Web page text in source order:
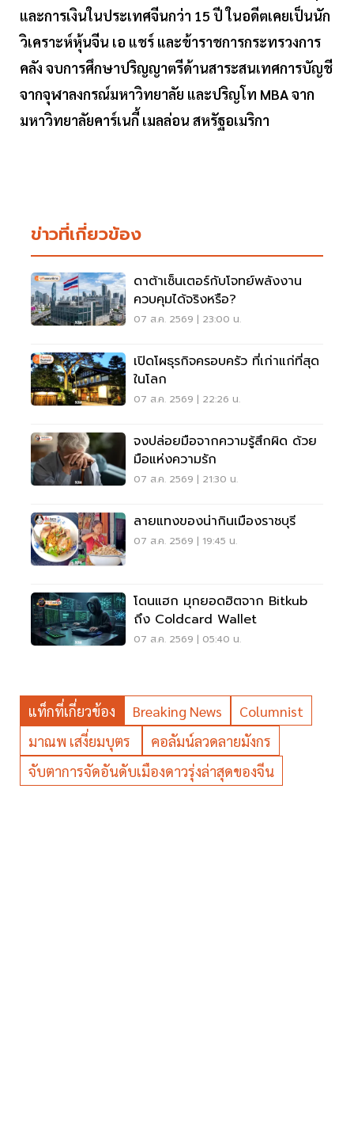
และการเงินในประเทศจีนกว่า 15 ปี ในอดีตเคยเป็นนัก
วิเคราะห์หุ้นจีน เอ แชร์ และข้าราชการกระทรวงการ
คลัง จบการศึกษาปริญญาตรีด้านสาระสนเทศการบัญชี
จากจุฬาลงกรณ์มหาวิทยาลัย และปริญโท MBA จาก
มหาวิทยาลัยคาร์เนกี้ เมลล่อน สหรัฐอเมริกา
ข่าวที่เกี่ยวข้อง
ดาต้าเซ็นเตอร์กับโจทย์พลังงาน
ควบคุมได้จริงหรือ?
07 ส.ค. 2569 | 23:00 น.
เปิดโผธุรกิจครอบครัว ที่เก่าแก่ที่สุด
ในโลก
07 ส.ค. 2569 | 22:26 น.
จงปล่อยมือจากความรู้สึกผิด ด้วย
มือแห่งความรัก
07 ส.ค. 2569 | 21:30 น.
ลายแทงของน่ากินเมืองราชบุรี
07 ส.ค. 2569 | 19:45 น.
โดนแฮก มุกยอดฮิตจาก Bitkub
ถึง Coldcard Wallet
07 ส.ค. 2569 | 05:40 น.
แท็กที่เกี่ยวข้อง Breaking News
Columnist
มาณพ เสงี่ยมบุตร
คอลัมน์ลวดลายมังกร
จับตาการจัดอันดับเมืองดาวรุ่งล่าสุดของจีน